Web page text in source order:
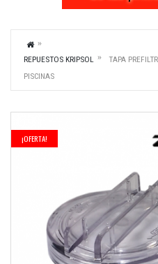
REPUESTOS KRIPSOL
TAPA
PISCINAS
¡OFERTA!